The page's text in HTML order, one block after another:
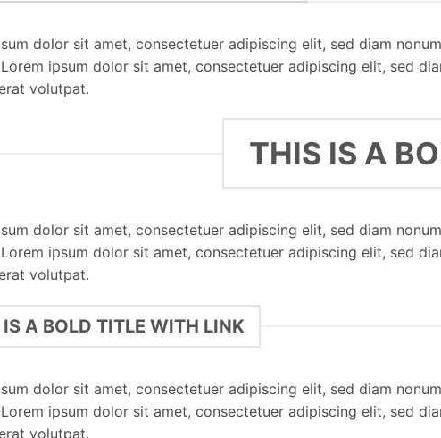
dolor sit amet, consectetuer adipiscing elit, sed diam
ipsum dolor sit amet, consectetuer adipiscing elit, sed
volutpat.
THIS IS A
dolor sit amet, consectetuer adipiscing elit, sed diam
ipsum dolor sit amet, consectetuer adipiscing elit, sed
volutpat.
A BOLD TITLE WITH LINK
dolor sit amet, consectetuer adipiscing elit, sed diam
ipsum dolor sit amet, consectetuer adipiscing elit, sed
volutpat.